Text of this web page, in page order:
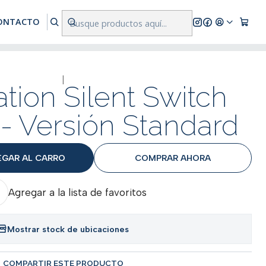
a $500.000
|
Silent Switch
Versión Standard
AL CARRO COMPRAR AHORA
Agregar a la lista de favoritos
Mostrar stock de ubicaciones
COMPARTIR ESTE PRODUCTO